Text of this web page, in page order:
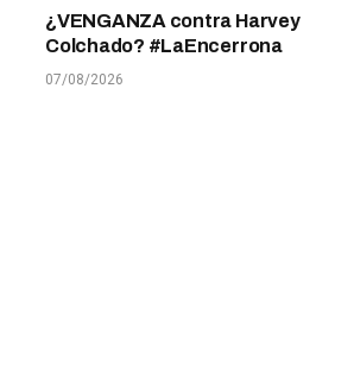
¿VENGANZA contra Harvey
Colchado? #LaEncerrona
07/08/2026